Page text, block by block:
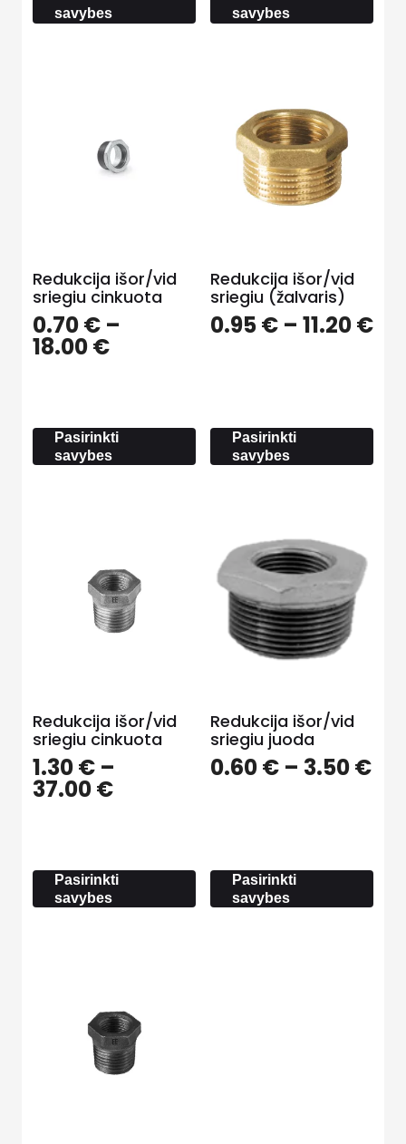
savybes
savybes
Redukcija išor/vid
sriegiu cinkuota
0.70€ –
18.00€Price
18.00 €
Pasirinkti
savybes
Redukcija išor/vid
sriegiu (žalvaris)
0.95€ – 11.20€
Pasirinkti
savybes
Redukcija išor/vid
sriegiu cinkuota
1.30€ –
37.00€Price
37.00 €
Pasirinkti
savybes
Redukcija išor/vid
sriegiu juoda
0.60€ – 3.50€
Pasirinkti
savybes